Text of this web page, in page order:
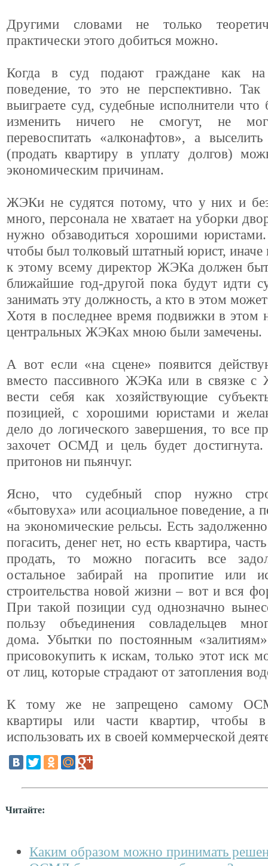
Другими словами не только
практически этого добиться можно.
Когда в суд подают граждане как на
поведение, то это не перспективно.
выиграете суд, судебные исполнители
изменить ничего не смогут, не
перевоспитать «алконафтов», а
(продать квартиру в уплату долгов)
экономическим причинам.
ЖЭКи не судятся потому, что у них и
много, персонала не хватает на уборки
нужно обзаводиться хорошими
чтобы был толковый штатный юрист, иначе
к этому всему директор ЖЭКа должен
ближайшие год-другой пока будут идти
занимать эту должность, а кто в этом
Хотя в последнее время подвижки в этом
центральных ЖЭКах мною были замечены.
А вот если «на сцене» появится
вместо пассивного ЖЭКа или в связке
вести себя как хозяйствующие
позицией, с хорошими юристами и
дело до логического завершения, то все
захочет ОСМД и цель будет
притонов ни пьянчуг.
Ясно, что судебный спор нужно
«бытовуха» или асоциальное поведение, а
на экономические рельсы. Есть
погасить, денег нет, но есть квартира,
продать, то можно погасить все
остальное забирай на пропитие или
строительства новой жизни – вот и вся
При такой позиции суд однозначно
пользу объединения совладельцев
дома. Убытки по постоянным
присовокупить к искам, только этот иск
от лиц, которые страдают от затопления
К тому же не запрещено самому
квартиры или части квартир, чтобы
использовать их в своей коммерческой
Читайте:
Каким образом можно принимать